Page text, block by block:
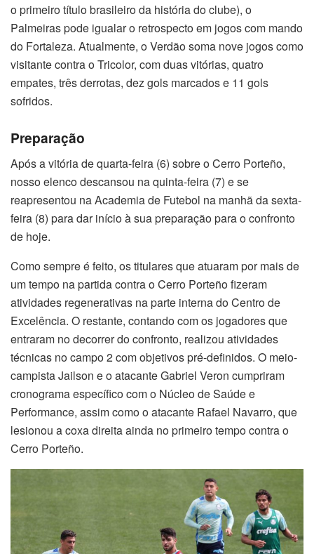
o primeiro título brasileiro da história do clube), o
Palmeiras pode igualar o retrospecto em jogos com mando
do Fortaleza. Atualmente, o Verdão soma nove jogos como
visitante contra o Tricolor, com duas vitórias, quatro
empates, três derrotas, dez gols marcados e 11 gols
sofridos.
Preparação
Após a vitória de quarta-feira (6) sobre o Cerro Porteño,
nosso elenco descansou na quinta-feira (7) e se
reapresentou na Academia de Futebol na manhã da sexta-
feira (8) para dar início à sua preparação para o confronto
de hoje.
Como sempre é feito, os titulares que atuaram por mais de
um tempo na partida contra o Cerro Porteño fizeram
atividades regenerativas na parte interna do Centro de
Excelência. O restante, contando com os jogadores que
entraram no decorrer do confronto, realizou atividades
técnicas no campo 2 com objetivos pré-definidos. O meio-
campista Jailson e o atacante Gabriel Veron cumpriram
cronograma específico com o Núcleo de Saúde e
Performance, assim como o atacante Rafael Navarro, que
lesionou a coxa direita ainda no primeiro tempo contra o
Cerro Porteño.